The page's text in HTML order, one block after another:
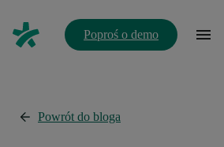
Poproś o demo
Powrót do bloga